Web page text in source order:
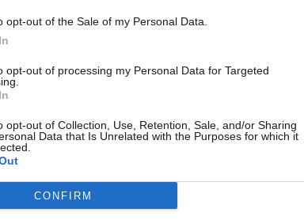
opt-out of the Sale of my Personal Data.
opt-out of processing my Personal Data for Targeted
opt-out of Collection, Use, Retention, Sale, and/or Sharing
Data that Is Unrelated with the Purposes for which it
CONFIRM